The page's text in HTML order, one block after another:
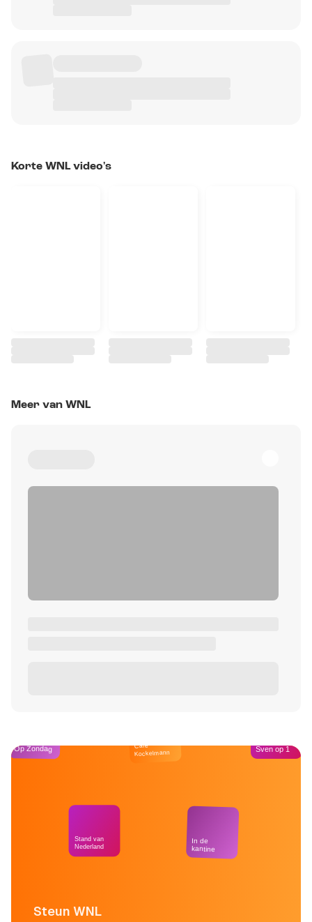
Korte WNL video's
Meer van WNL
Steun WNL
Op Zondag
Stand van
Nederland
Café
Kockelmann
In de
kantine
Sven op 1